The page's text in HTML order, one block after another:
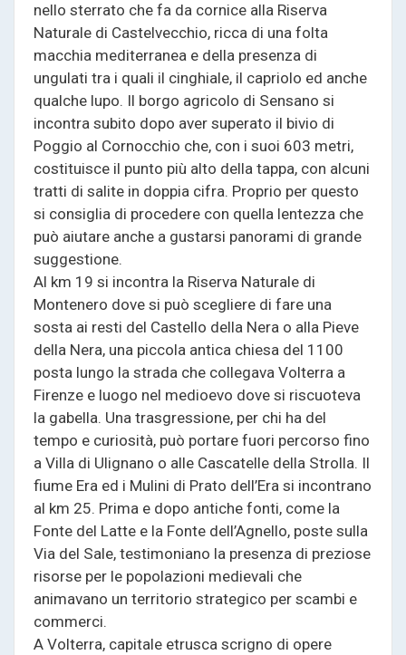
nello sterrato che fa da cornice alla Riserva
Naturale di Castelvecchio, ricca di una folta
macchia mediterranea e della presenza di
ungulati tra i quali il cinghiale, il capriolo ed anche
qualche lupo. Il borgo agricolo di Sensano si
incontra subito dopo aver superato il bivio di
Poggio al Cornocchio che, con i suoi 603 metri,
costituisce il punto più alto della tappa, con alcuni
tratti di salite in doppia cifra. Proprio per questo
si consiglia di procedere con quella lentezza che
può aiutare anche a gustarsi panorami di grande
suggestione.
Al km 19 si incontra la Riserva Naturale di
Montenero dove si può scegliere di fare una
sosta ai resti del Castello della Nera o alla Pieve
della Nera, una piccola antica chiesa del 1100
posta lungo la strada che collegava Volterra a
Firenze e luogo nel medioevo dove si riscuoteva
la gabella. Una trasgressione, per chi ha del
tempo e curiosità, può portare fuori percorso fino
a Villa di Ulignano o alle Cascatelle della Strolla. Il
fiume Era ed i Mulini di Prato dell’Era si incontrano
al km 25. Prima e dopo antiche fonti, come la
Fonte del Latte e la Fonte dell’Agnello, poste sulla
Via del Sale, testimoniano la presenza di preziose
risorse per le popolazioni medievali che
animavano un territorio strategico per scambi e
commerci.
A Volterra, capitale etrusca scrigno di opere